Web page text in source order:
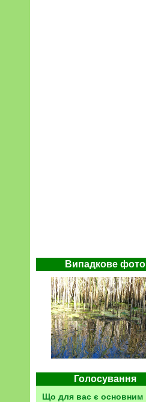
Випадкове фото
Голосування
Що для вас є основним